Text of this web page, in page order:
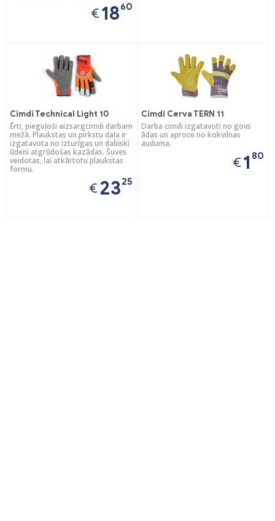
€1860
Cimdi Technical Light 10
Ērti, pieguļoši aizsargcimdi darbam
mežā. Plaukstas un pirkstu daļa ir
izgatavota no izturīgas un dabiski
ūdeni atgrūdošas kazādas. Šuves
veidotas, lai atkārtotu plaukstas
formu.
€2325
Cimdi Cerva TERN 11
Darba cimdi izgatavoti no govs
ādas un aproce no kokvilnas
auduma.
€1 80